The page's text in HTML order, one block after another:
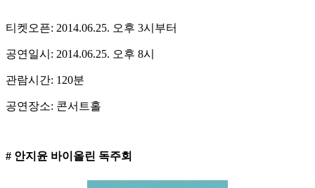
티켓오픈: 2014.06.25. 오후 3시부터
공연일시: 2014.06.25. 오후 8시
관람시간: 120분
공연장소: 콘서트홀
# 안지윤 바이올린 독주회